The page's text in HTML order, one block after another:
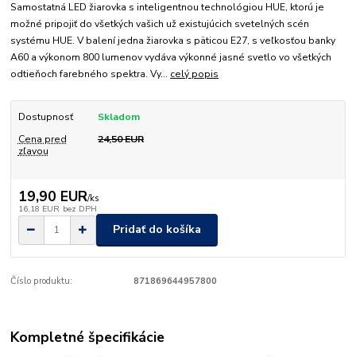
Samostatná LED žiarovka s inteligentnou technológiou HUE, ktorú je
možné pripojiť do všetkých vašich už existujúcich svetelných scén
systému HUE. V balení jedna žiarovka s päticou E27, s veľkosťou banky
A60 a výkonom 800 lumenov vydáva výkonné jasné svetlo vo všetkých
odtieňoch farebného spektra. Vy... celý popis
Dostupnosť
Skladom
Cena pred
zľavou
24,50 EUR
19,90 EUR/ks
16,18 EUR bez DPH
Pridať do košíka
Číslo produktu: 871869644957800
Kompletné špecifikácie